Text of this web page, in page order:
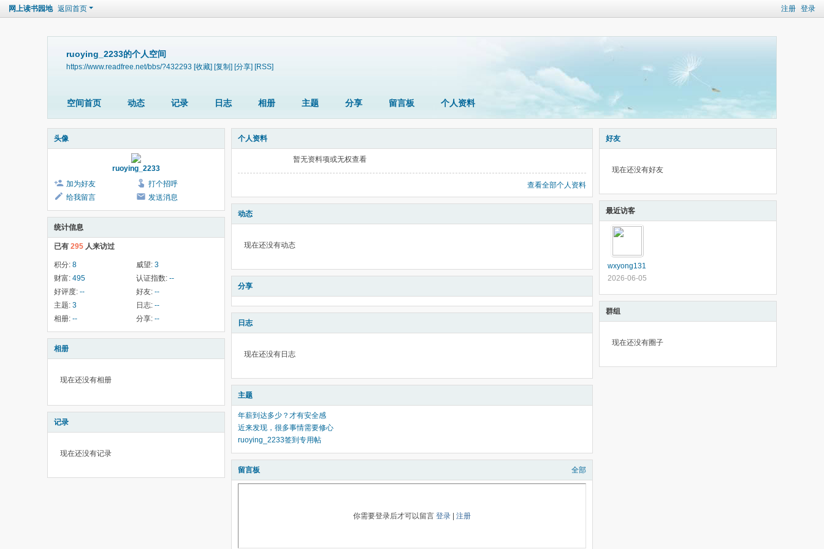
注册 登录
网上读书园地 返回首页
ruoying_2233的个人空间
https://www.readfree.net/bbs/?432293 [收藏] [复制] [分享] [RSS]
空间首页 动态 记录 日志 相册 主题 分享 留言板 个人资料
头像
ruoying_2233
加为好友
打个招呼
给我留言
发送消息
统计信息
已有 295 人来访过
积分: 8 威望: 3
财富: 495 认证指数: --
好评度: -- 好友: --
主题: 3 日志: --
相册: -- 分享: --
相册
现在还没有相册
记录
现在还没有记录
个人资料
暂无资料项或无权查看
查看全部个人资料
动态
现在还没有动态
分享
日志
现在还没有日志
主题
年薪到达多少？才有安全感
近来发现，很多事情需要修心
ruoying_2233签到专用帖
留言板 全部
你需要登录后才可以留言 登录 注册
好友
现在还没有好友
最近访客
wxyong131
2026-06-05
群组
现在还没有圈子